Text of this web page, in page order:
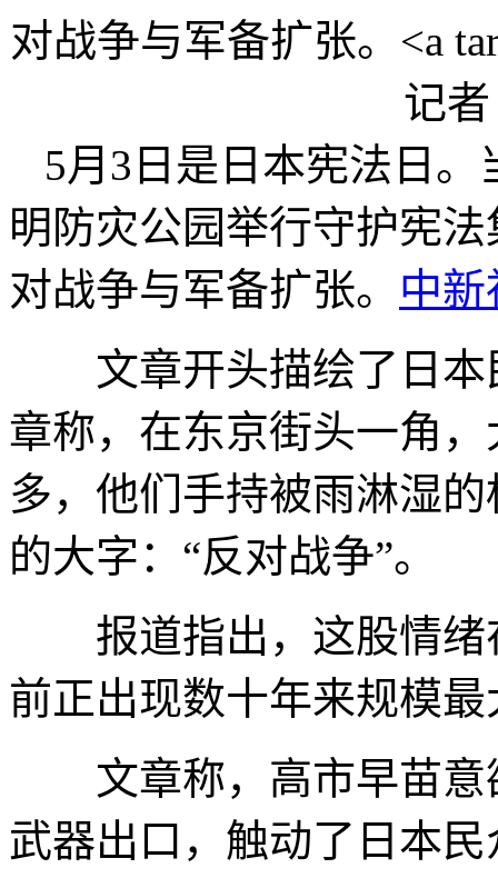
5月3日是日本宪法日
明防灾公园举行守护宪
对战争与军备扩张。 中新
文章开头描绘了日本
章称，在东京街头一角
多，他们手持被雨淋湿
的大字：“反对战争”。
报道指出，这股情绪
前正出现数十年来规模
文章称，高市早苗意
武器出口，触动了日本